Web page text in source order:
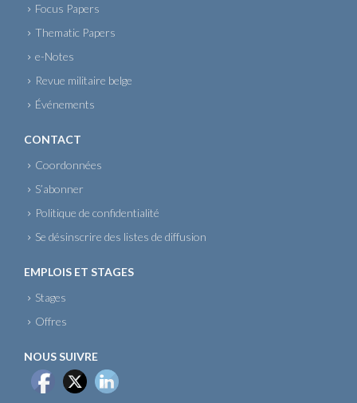
Focus Papers
Thematic Papers
e-Notes
Revue militaire belge
Événements
CONTACT
Coordonnées
S’abonner
Politique de confidentialité
Se désinscrire des listes de diffusion
EMPLOIS ET STAGES
Stages
Offres
NOUS SUIVRE